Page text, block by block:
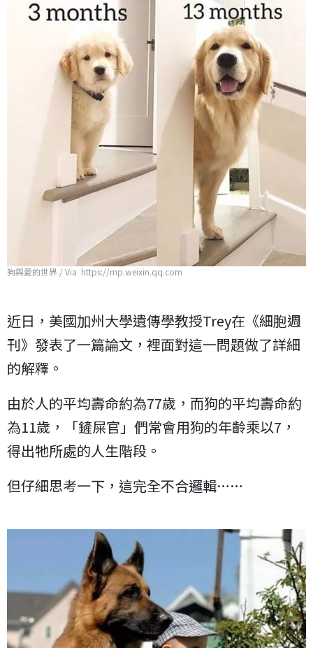
狗與愛的世界 / Via https://mp.weixin.qq.com
近日，美國加州大學遺傳學教授Trey在《細胞週
刊》發表了一篇論文，裡面對這一問題做了詳細
的解釋。
由於人的平均壽命約為77歲，而狗的平均壽命約
為11歲，「鏟屎官」們常會用狗的年齡乘以7，
得出牠所處的人生階段。
但仔細思考一下，這完全不合邏輯……